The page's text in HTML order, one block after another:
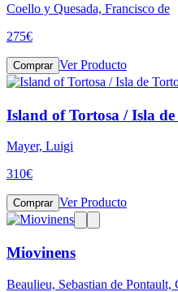
Coello y Quesada, Francisco de
275€
Comprar Ver Producto
Island of Tortosa / Isla
Mayer, Luigi
310€
Comprar Ver Producto
Miovinens
Beaulieu, Sebastian de Pontault,